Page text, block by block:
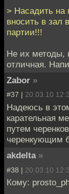
> Насадить на
вносить в зал
партии!!!
Не их методы,
отличная.
Zabor »
#37 | 20.03.10
Надеюсь в
карательная
путем
черенкующим
akdelta »
#38 | 20.03.10
Кому: